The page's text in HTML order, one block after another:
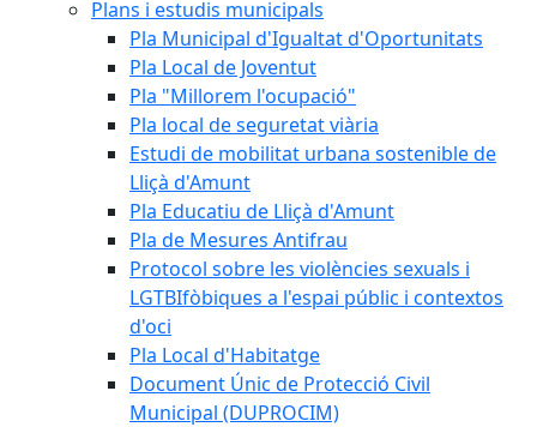
Plans i estudis municipals
Pla Municipal d'Igualtat d'Oportunitats
Pla Local de Joventut
Pla "Millorem l'ocupació"
Pla local de seguretat viària
Estudi de mobilitat urbana sostenible de
Lliçà d'Amunt
Pla Educatiu de Lliçà d'Amunt
Pla de Mesures Antifrau
Protocol sobre les violències sexuals i
LGTBIfòbiques a l'espai públic i contextos
d'oci
Pla Local d'Habitatge
Document Únic de Protecció Civil
Municipal (DUPROCIM)